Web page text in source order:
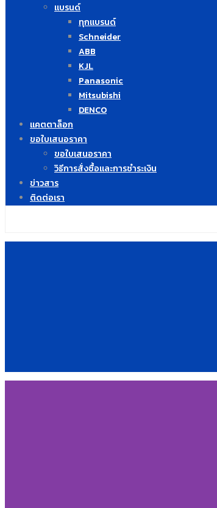
แบรนด์
ทุกแบรนด์
Schneider
ABB
KJL
Panasonic
Mitsubishi
DENCO
แคตตาล็อก
ขอใบเสนอราคา
ขอใบเสนอราคา
วิธีการสั่งซื้อและการชำระเงิน
ข่าวสาร
ติดต่อเรา